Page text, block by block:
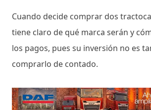
Cuando decide comprar dos
tiene claro de qué marca serán y
los pagos, pues su inversión no es
comprarlo de contado.